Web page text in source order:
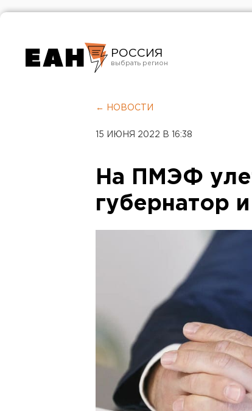
РОССИЯ
Челябинск
← НОВОСТИ
15 ИЮНЯ 2022 В 16:38
На ПМЭФ
губернатор